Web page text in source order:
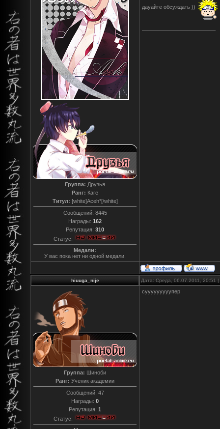
Группа: Друзья
Ранг: Каге
Титул: [white]Aceh*[/white]
Сообщений: 8445
Награды: 162
Репутация: 310
Статус:
Медали:
У вас пока нет ни одной медали.
дауайте обсуждать ))
hiuuga_nije Дата: Среда, 06.07.2011, 20:51
Группа: Шиноби
Ранг: Ученик академии
Сообщений: 47
Награды: 0
Репутация: 1
Статус:
сууууууууупер